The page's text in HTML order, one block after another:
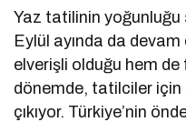
Yaz tatilinin yoğunluğu
Eylül ayında da devam
elverişli olduğu hem
dönemde, tatilciler
çıkıyor. Türkiye’nin